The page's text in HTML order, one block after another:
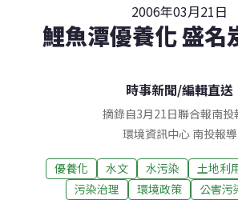
2006年03月21日
鯉魚潭優養化 盛名
時事新聞/編輯直送
摘錄自3月21日聯合報南投
環境資訊中心 南投報導
優養化 水文 水污染 土地利
污染治理
環境政策 公害污